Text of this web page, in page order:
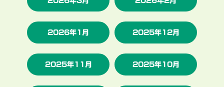
2026年1月 2025年12月
2025年11月 2025年10月